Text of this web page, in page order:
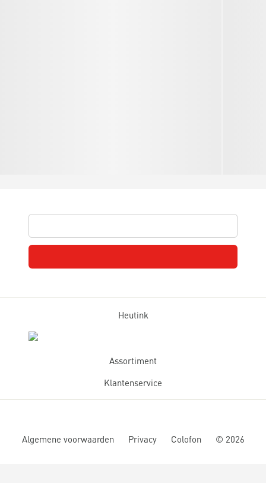
Heutink
Assortiment
Klantenservice
Algemene voorwaarden Privacy Colofon © 2026